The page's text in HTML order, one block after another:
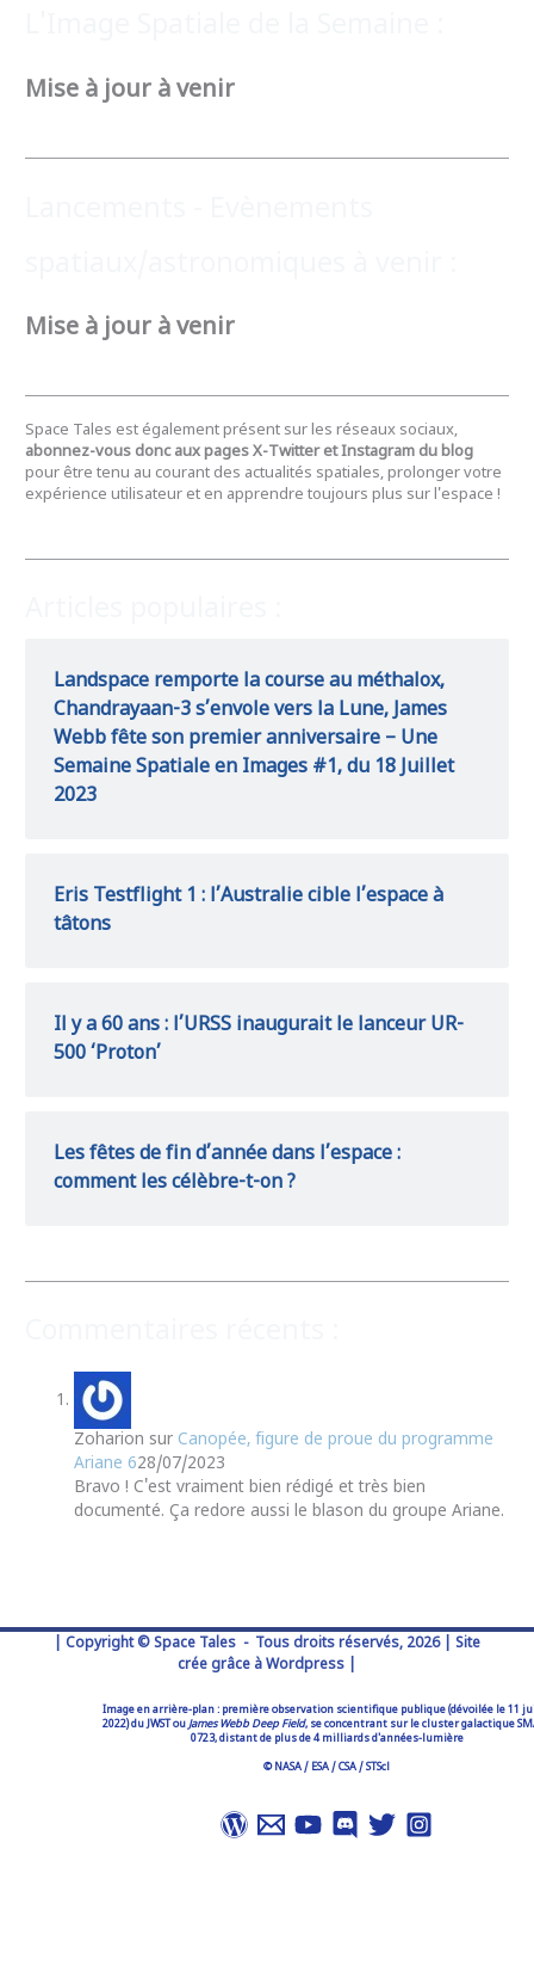
Mise à jour à venir
Mise à jour à venir
Space Tales est également présent sur les réseaux sociaux,
abonnez-vous donc aux pages X-Twitter et Instagram du blog
pour être tenu au courant des actualités spatiales, prolonger votre
expérience utilisateur et en apprendre toujours plus sur l'espace !
Landspace remporte la course au méthalox,
Chandrayaan-3 s’envole vers la Lune, James
Webb fête son premier anniversaire – Une
Semaine Spatiale en Images #1, du 18 Juillet
2023
Eris Testflight 1 : l’Australie cible l’espace à
tâtons
Il y a 60 ans : l’URSS inaugurait le lanceur UR-
500 ‘Proton’
Les fêtes de fin d’année dans l’espace :
comment les célèbre-t-on ?
Zoharion sur Canopée, figure de proue du programme
Ariane 628/07/2023
Bravo ! C'est vraiment bien rédigé et très bien
documenté. Ça redore aussi le blason du groupe Ariane.
| Copyright © Space Tales - Tous droits réservés, 2026 | Site
crée grâce à Wordpress |
Image en arrière-plan : première observation scientifique publique (dévoilée le 11
2022) du JWST ouJames Webb Deep Field, se concentrant sur le cluster galactique
0723, distant de plus de 4 milliards d'années-lumière
© NASA / ESA / CSA / STScl